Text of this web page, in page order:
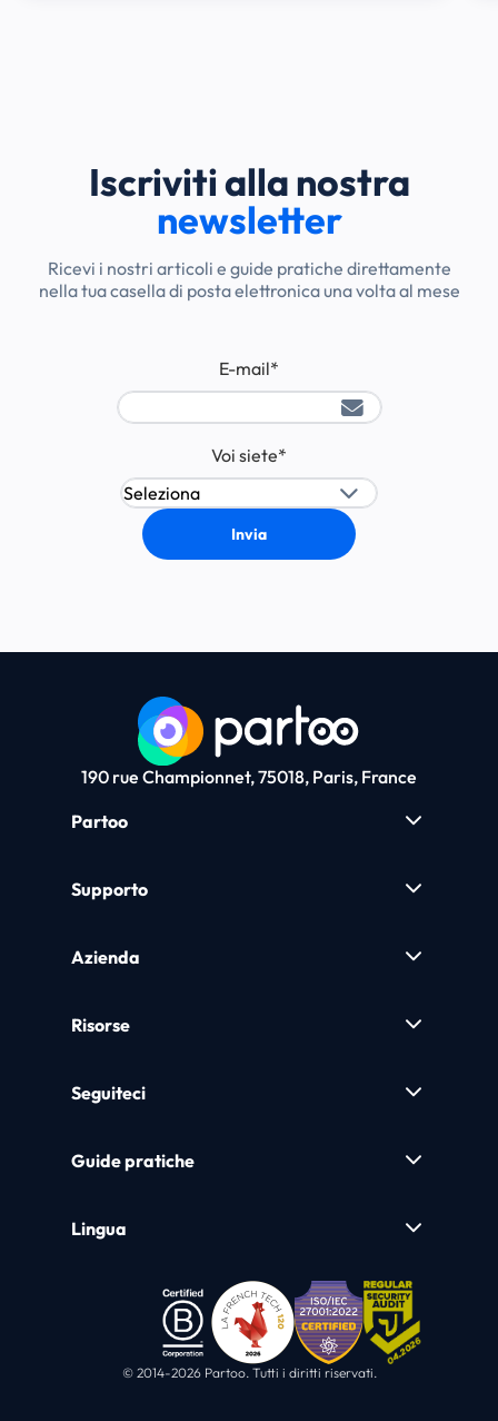
Iscriviti alla nostra
newsletter
Ricevi i nostri articoli e guide pratiche direttamente
nella tua casella di posta elettronica una volta al mese
E-mail*
Voi siete*
190 rue Championnet, 75018, Paris, France
Partoo
Supporto
Azienda
Risorse
Seguiteci
Guide pratiche
Lingua
© 2014-2026 Partoo. Tutti i diritti riservati.